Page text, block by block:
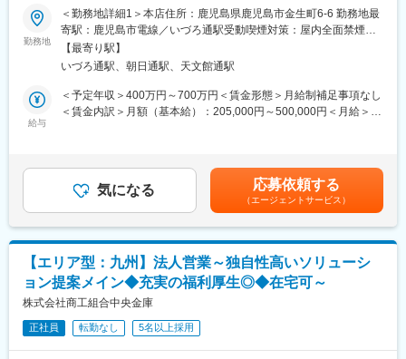
といったように「経営課題に対して複数の解決策を組み合わせて
提案できる」のが強みです。
■お任せする業務
幅広い支援を行っていただきます
┗具体的には下記業務をお任せいたします
・中期経営計画策定支援
・財務・ビジネスデューデリジェンス
・PMI支援
・親族内事業承継支援
■当社について
私たちは地域の特性に合わせ、経営陣と伴走する「プロフェッシ
ョナルファーム」です。
少数精鋭の組織だからこそ、大手のように業務を細分化せず、各
金融機関として、銀行業務の枠を超えた挑戦を続けています。
農業法人の設立やキャッシュレスアプリ「Payどん」の開発な
ど、地域課題に向き合い、金融×IT×地方創生の新たな価値を創
出。
今回募集する総合職では、個人・法人営業に加え、商品企画やIT
開発などの本部業務にもチャレンジ可能です。
UIターン歓迎・WEB面接完結も可能なため、地方で新しいキャリ
ご経験・適性に応じて、以下いずれかの業務を担当いただきま
す。
<法人営業（企業向け）>
融資、M&A、海外進出支援などを通じて、地元企業の成長を支
援。関係性重視の営業スタイルで、地域経済に貢献します。
<企画・開発（本部業務）>
商品企画、マーケティング、IT開発、地方創生プロジェクトな
ど、銀行の枠を超えた新規事業に携わります。
勤務地
＜勤務地詳細1＞本店住所：鹿児島県鹿児島市金生町6-6 勤務地最
寄駅：鹿児島市電線／いづろ通駅受動喫煙対策：屋内全面禁煙＜
勤務地詳細2＞鹿児島県内各支店住所：鹿児島県内 受動喫煙対
策：屋内全面禁煙変更の範囲：会社の定める事業所
【最寄り駅】
いづろ通駅、朝日通駅、天文館通駅
給与
＜予定年収＞400万円～700万円＜賃金形態＞月給制補足事項なし
＜賃金内訳＞月額（基本給）：205,000円～500,000円＜月給＞
万円（35歳／勤続10年）、800万円（45歳／勤続20年）賃金はあ
くまでも目安の金額であり、選考を通じて上下する可能性があり
ます。月給(月額)は固定手当を含めた表記です。
気になる 応募依頼する
（エージェントサービス）
【エリア型：九州】法人営業～独自性高いソリューシ
ョン提案メイン◆充実の福利厚生◎◆在宅可～
株式会社商工組合中央金庫
正社員 転勤なし 5名以上採用